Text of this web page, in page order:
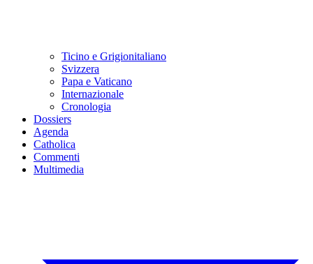
Ticino e Grigionitaliano
Svizzera
Papa e Vaticano
Internazionale
Cronologia
Dossiers
Agenda
Catholica
Commenti
Multimedia